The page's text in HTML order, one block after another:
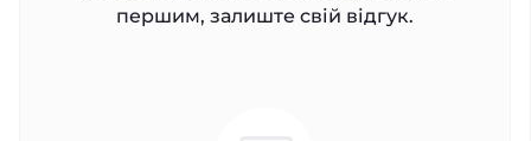
першим, залиште свій відгук.